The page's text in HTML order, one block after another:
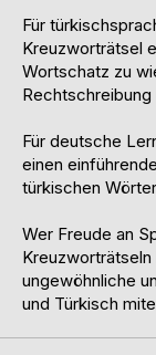
Für
Kreuzworträtsel
Wortschatz zu
Für deutsche
einen
türkischen
Wer Freude an
ungewöhnliche
und Türkisch